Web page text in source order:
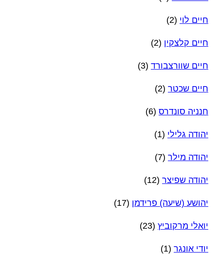
חיים לוי (2)
חיים קלצקין (2)
חיים שוורצבורד (3)
חיים שכטר (2)
חנניה סונדרס (6)
יהודה גלילי (1)
יהודה מילר (7)
יהודה שפיצר (12)
יהושע (שיעה) פרידמן (17)
יואלי מרקוביץ (23)
יודי אונגר (1)